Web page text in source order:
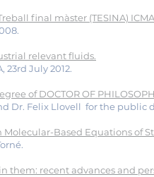
final màster (TESINA)
relevant fluids.
23rd July 2012.
of DOCTOR OF
Dr. Felix Llovell for the public
Based Equations of
them: recent advances and